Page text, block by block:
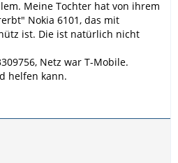
Meine Tochter hat von ihrem
Nokia 6101, das mit
ist. Die ist natürlich nicht
Netz war T-Mobile.
helfen kann.